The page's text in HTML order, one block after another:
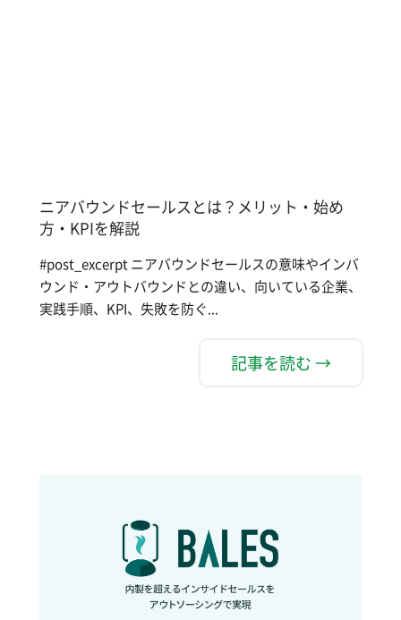
ニアバウンドセールスとは？メリット・始め
方・KPIを解説
#post_excerpt ニアバウンドセールスの意味やインバ
ウンド・アウトバウンドとの違い、向いている企業、
実践手順、KPI、失敗を防ぐ...
記事を読む →